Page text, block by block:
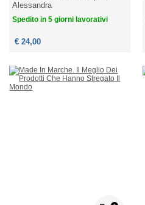
Alessandra
Spedito in 5 giorni lavorativi
€ 24,00